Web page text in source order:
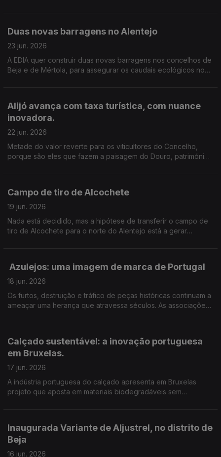
Duas novas barragens no Alentejo
23 jun. 2026
A EDIA quer construir duas novas barragens nos concelhos de
Beja e de Mértola, para assegurar os caudais ecológicos no
Alijó avança com taxa turística, com nuance
inovadora.
22 jun. 2026
Metade do valor reverte para os viticultores do Concelho,
porque são eles que fazem a paisagem do Douro, património
Campo de tiro de Alcochete
19 jun. 2026
Nada está decidido, mas a hipótese de transferir o campo de
tiro de Alcochete para o norte do Alentejo está a gerar
Azulejos: uma imagem de marca de Portugal
18 jun. 2026
Os furtos, destruição e tráfico de peças históricas continuam a
ameaçar uma herança que atravessa séculos. As associações
Calçado sustentável: a inovação portuguesa
em Bruxelas.
17 jun. 2026
A indústria portuguesa do calçado apresenta em Bruxelas
projeto que aposta em materiais biodegradáveis sem
Inaugurada Variante de Aljustrel, no distrito de
Beja
16 jun. 2026